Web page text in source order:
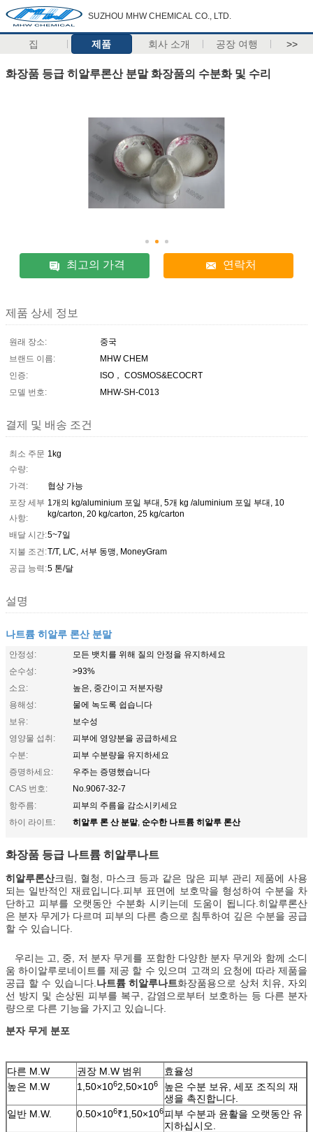
SUZHOU MHW CHEMICAL CO., LTD.
집 제품 회사 소개 공장 여행 >>
화장품 등급 히알루론산 분말 화장품의 수분화 및 수리
최고의 가격 연락처
제품 상세 정보
원래 장소:
중국
브랜드 이름:
MHW CHEM
인증:
ISO， COSMOS&ECOCRT
모델 번호:
MHW-SH-C013
결제 및 배송 조건
최소 주문
수량:
1kg
가격:
협상 가능
포장 세부
사항:
1개의 kg/aluminium 포일 부대, 5개 kg /aluminium 포일 부대, 10
kg/carton, 20 kg/carton, 25 kg/carton
배달 시간:5~7일
지불 조건:T/T, L/C, 서부 동맹, MoneyGram
공급 능력:5 톤/달
설명
나트륨 히알루 론산 분말
안정성:
모든 뱃치를 위해 질의 안정을 유지하세요
순수성:
>93%
소요:
높은, 중간이고 저분자량
용해성:
물에 녹도록 쉽습니다
보유:
보수성
영양물 섭취:
피부에 영양분을 공급하세요
수분:
피부 수분량을 유지하세요
증명하세요:
우주는 증명했습니다
CAS 번호:
No.9067-32-7
항주름:
피부의 주름을 감소시키세요
하이 라이트:
히알루 론 산 분말, 순수한 나트륨 히알루 론산
화장품 등급 나트륨 히알루나트
히알루론산크림, 혈청, 마스크 등과 같은 많은 피부 관리 제품에 사용
되는 일반적인 재료입니다.피부 표면에 보호막을 형성하여 수분을 차
단하고 피부를 오랫동안 수분화 시키는데 도움이 됩니다.히알루론산
은 분자 무게가 다르며 피부의 다른 층으로 침투하여 깊은 수분을 공급
할 수 있습니다.
우리는 고, 중, 저 분자 무게를 포함한 다양한 분자 무게와 함께 소디
움 하이알루로네이트를 제공 할 수 있으며 고객의 요청에 따라 제품을
공급 할 수 있습니다. 나트륨 히알루나트화장품용으로 상처 치유, 자외
선 방지 및 손상된 피부를 복구, 감염으로부터 보호하는 등 다른 분자
량으로 다른 기능을 가지고 있습니다.
분자 무게 분포
다른 M.W 권장 M.W 범위
효율성
높은 M.W
1,50×1062,50×106
높은 수분 보유, 세포 조직의 재
생을 촉진합니다.
일반 M.W.
0.50×106₹1,50×106피부 수분과 윤활을 오랫동안 유
지하십시오.